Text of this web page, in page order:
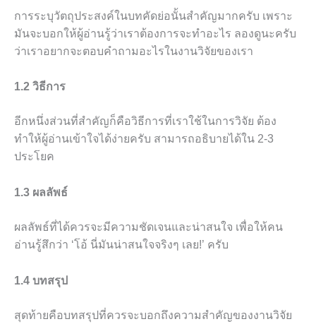
การระบุวัตถุประสงค์ในบทคัดย่อนั้นสำคัญมากครับ เพราะ
มันจะบอกให้ผู้อ่านรู้ว่าเราต้องการจะทำอะไร ลองดูนะครับ
ว่าเราอยากจะตอบคำถามอะไรในงานวิจัยของเรา
1.2 วิธีการ
อีกหนึ่งส่วนที่สำคัญก็คือวิธีการที่เราใช้ในการวิจัย ต้อง
ทำให้ผู้อ่านเข้าใจได้ง่ายครับ สามารถอธิบายได้ใน 2-3
ประโยค
1.3 ผลลัพธ์
ผลลัพธ์ที่ได้ควรจะมีความชัดเจนและน่าสนใจ เพื่อให้คน
อ่านรู้สึกว่า ‘โอ้ นี่มันน่าสนใจจริงๆ เลย!’ ครับ
1.4 บทสรุป
สุดท้ายคือบทสรุปที่ควรจะบอกถึงความสำคัญของงานวิจัย